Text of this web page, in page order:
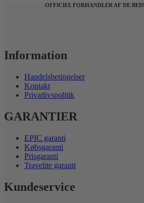
OFFICIEL FORHANDLER AF DE
Information
Handelsbetingelser
Kontakt
Privatlivspolitik
GARANTIER
EPIC garanti
Købsgaranti
Prisgaranti
Travelite garanti
Kundeservice